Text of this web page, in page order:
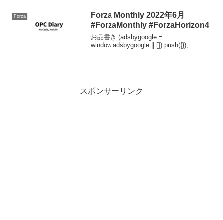
Forza
Forza Monthly 2022年6月
#ForzaMonthly #ForzaHorizon4
お品書き (adsbygoogle =
window.adsbygoogle || []).push({});
スポンサーリンク